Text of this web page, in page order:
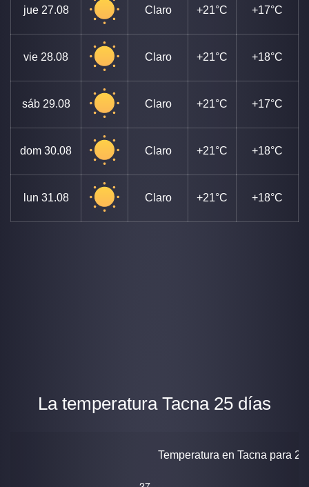
jue 27.08 Claro +21°C +17°C
vie 28.08 Claro +21°C +18°C
sáb 29.08 Claro +21°C +17°C
dom 30.08 Claro +21°C +18°C
lun 31.08 Claro +21°C +18°C
La temperatura Tacna 25 días
Temperatura en Tacna para